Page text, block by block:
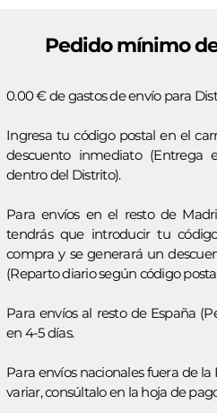
Pedido mínimo
0.00 € de gastos de envío para
Ingresa tu código postal en el
descuento inmediato
dentro del Distrito).
Para envíos en el resto de
tendrás que introducir tu
compra y se generará un
(Reparto diario según código
Para envíos al resto de España
en 4-5 días.
Para envíos nacionales fuera de
variar, consúltalo en la hoja de